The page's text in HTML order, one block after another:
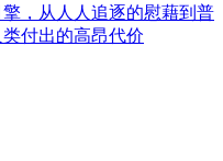
，从人人追逐的慰藉到普
付出的高昂代价